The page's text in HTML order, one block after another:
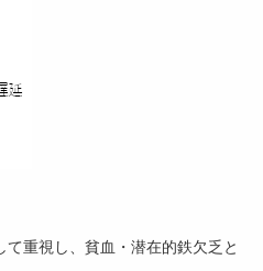
重視し、貧血・潜在的鉄欠乏と